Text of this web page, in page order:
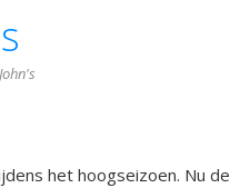
het hoogseizoen. Nu de